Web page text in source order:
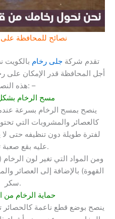
نصائح للمحافظة
تقدم شركة جلى رخام بالكويت
أجل المحافظة قدر الإمكان على
هذه النصائح: –
– مسح الرخام
ينصح بمسح الرخام بسرعة
كالعصائر والمشروبات التي
لفترة طويلة دون تنظيفه حتى لا
عليه بقع صعبة تنظيفها.
ومن المواد التي تغير لون الرخام
القهوة) بالإضافة إلى العصائر
سكر.
– حماية الرخام
ينصح بوضع قطع ناعمة كالحصائر